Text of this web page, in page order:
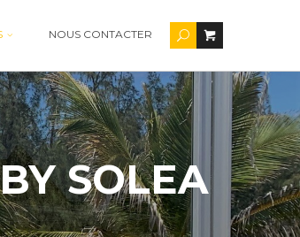
NOUS CONTACTER
SOLEA